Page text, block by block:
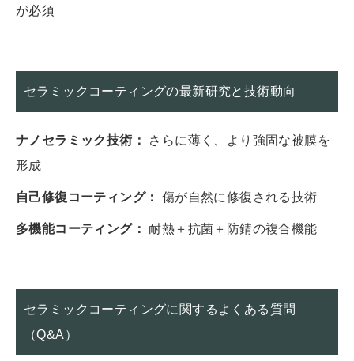
が必須
セラミックコーティングの最新研究と技術動向
ナノセラミック技術：
さらに薄く、より強固な被膜を
形成
自己修復コーティング： 傷が自然に修復される技術
多機能コーティング： 耐熱＋抗菌＋防錆の複合機能
セラミックコーティングに関するよくある質問
（Q&A）